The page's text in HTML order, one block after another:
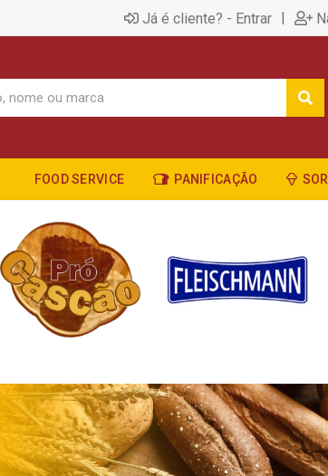
Já é cliente? - Entrar |
FOOD SERVICE PANIFICAÇÃO